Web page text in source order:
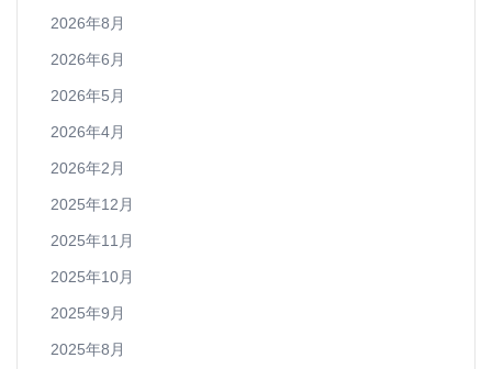
2026年8月
2026年6月
2026年5月
2026年4月
2026年2月
2025年12月
2025年11月
2025年10月
2025年9月
2025年8月